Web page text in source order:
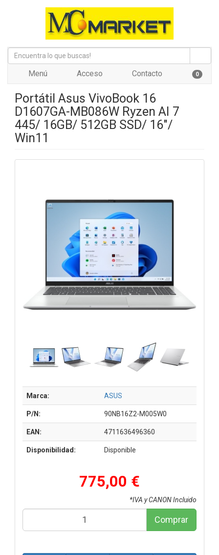
Menú Acceso Contacto 0
Portátil Asus VivoBook 16
D1607GA-MB086W Ryzen AI 7
445/ 16GB/ 512GB SSD/ 16"/
Win11
Marca: ASUS
P/N: 90NB16Z2-M005W0
EAN: 4711636496360
Disponibilidad: Disponible
775,00 €
*IVA y CANON Incluido
Comprar